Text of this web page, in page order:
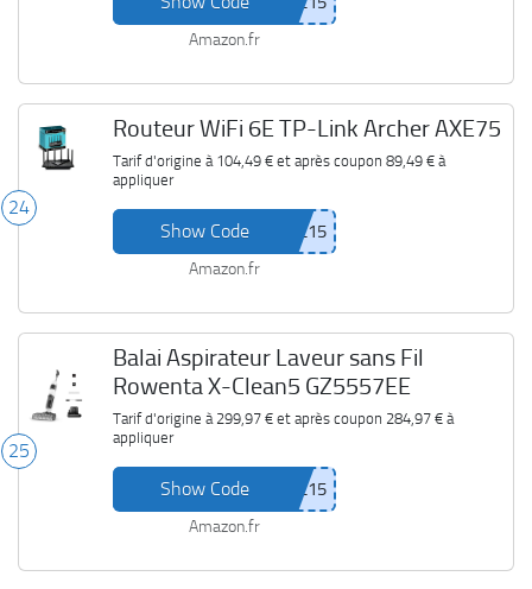
Amazon.fr
24
Routeur WiFi 6E TP-Link Archer AXE75
Tarif d'origine à 104,49 €et après coupon 89,49 €à
appliquer
Show Code
Amazon.fr
25
Balai Aspirateur Laveur sans Fil
Rowenta X-Clean5 GZ5557EE
Tarif d'origine à 299,97 €et après coupon 284,97 €à
appliquer
Show Code
Amazon.fr